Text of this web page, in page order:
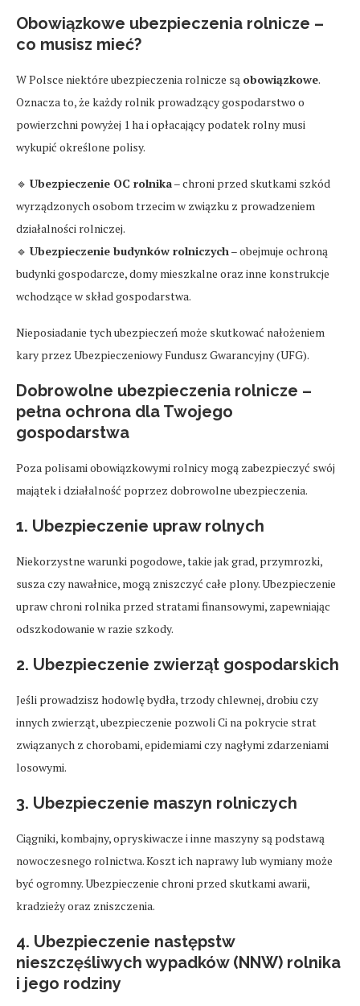
Obowiązkowe ubezpieczenia rolnicze –
co musisz mieć?
W Polsce niektóre ubezpieczenia rolnicze są obowiązkowe.
Oznacza to, że każdy rolnik prowadzący gospodarstwo o
powierzchni powyżej 1 ha i opłacający podatek rolny musi
wykupić określone polisy.
🔹 Ubezpieczenie OC rolnika– chroni przed skutkami szkód
wyrządzonych osobom trzecim w związku z prowadzeniem
działalności rolniczej.
🔹 Ubezpieczenie budynków rolniczych– obejmuje ochroną
budynki gospodarcze, domy mieszkalne oraz inne konstrukcje
wchodzące w skład gospodarstwa.
Nieposiadanie tych ubezpieczeń może skutkować nałożeniem
kary przez Ubezpieczeniowy Fundusz Gwarancyjny (UFG).
Dobrowolne ubezpieczenia rolnicze –
pełna ochrona dla Twojego
gospodarstwa
Poza polisami obowiązkowymi rolnicy mogą zabezpieczyć swój
majątek i działalność poprzez dobrowolne ubezpieczenia.
1. Ubezpieczenie upraw rolnych
Niekorzystne warunki pogodowe, takie jak grad, przymrozki,
susza czy nawałnice, mogą zniszczyć całe plony. Ubezpieczenie
upraw chroni rolnika przed stratami finansowymi, zapewniając
odszkodowanie w razie szkody.
2. Ubezpieczenie zwierząt gospodarskich
Jeśli prowadzisz hodowlę bydła, trzody chlewnej, drobiu czy
innych zwierząt, ubezpieczenie pozwoli Ci na pokrycie strat
związanych z chorobami, epidemiami czy nagłymi zdarzeniami
losowymi.
3. Ubezpieczenie maszyn rolniczych
Ciągniki, kombajny, opryskiwacze i inne maszyny są podstawą
nowoczesnego rolnictwa. Koszt ich naprawy lub wymiany może
być ogromny. Ubezpieczenie chroni przed skutkami awarii,
kradzieży oraz zniszczenia.
4. Ubezpieczenie następstw
nieszczęśliwych wypadków (NNW) rolnika
i jego rodziny